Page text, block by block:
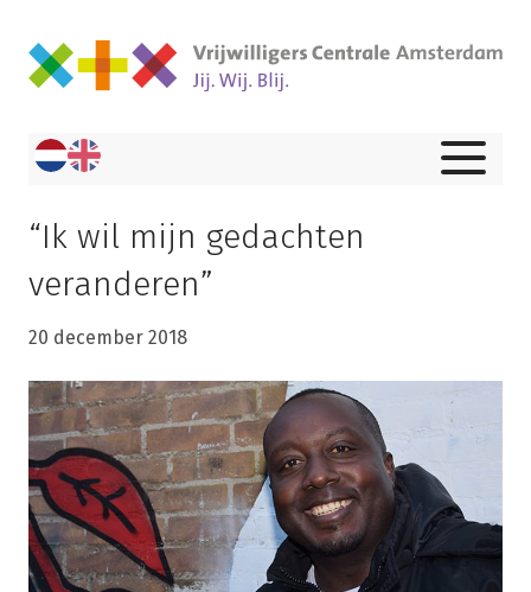
“Ik wil mijn gedachten
veranderen”
20 december 2018